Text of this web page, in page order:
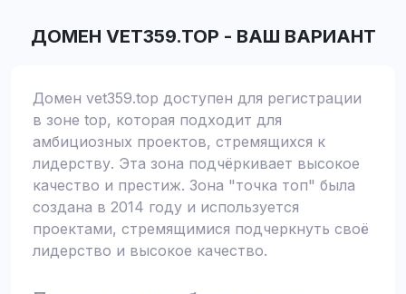
ДОМЕН VET359.TOP - ВАШ ВАРИАНТ
Домен vet359.top доступен для регистрации
в зоне top, которая подходит для
амбициозных проектов, стремящихся к
лидерству. Эта зона подчёркивает высокое
качество и престиж. Зона "точка топ" была
создана в 2014 году и используется
проектами, стремящимися подчеркнуть своё
лидерство и высокое качество.